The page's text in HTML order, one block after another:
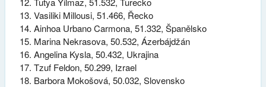
13. Vasiliki Millousi, 51.466, Řecko
14. Ainhoa Urbano Carmona, 51.332, Španělsko
15. Marina Nekrasova, 50.532, Ázerbájdžán
16. Angelina Kysla, 50.432, Ukrajina
17. Tzuf Feldon, 50.299, Izrael
18. Barbora Mokošová, 50.032, Slovensko